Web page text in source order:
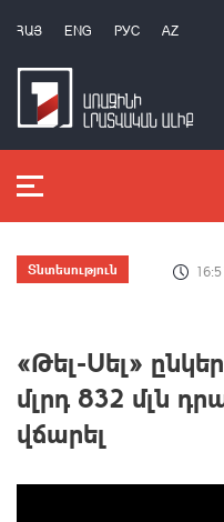
ՀԱՅ ENG РУС AZ
Տնտեսություն
«Թել-Սել»
մլրդ 832 մլն
վճարել